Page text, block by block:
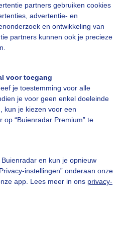
partners gebruiken cookies
advertentie- en
en ontwikkeling van
partners kunnen ook je precieze
voor toegang
je toestemming voor alle
je voor geen enkel doeleinde
kun je kiezen voor een
“Buienradar Premium” te
en kun je opnieuw
instellingen” onderaan onze
app. Lees meer in ons privacy-